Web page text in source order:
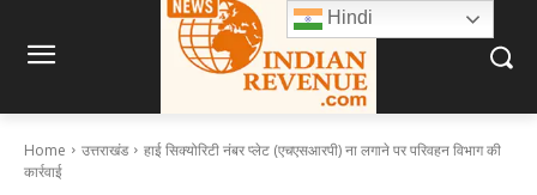
Home उत्तराखंड
हाई सिक्योरिटी नंबर प्लेट (एचएसआरपी) ना लगाने पर परिवहन विभाग की
कार्रवाई
Hindi